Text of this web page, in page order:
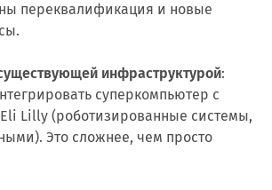
переквалификация и новые
инфраструктурой:
суперкомпьютер с
Lilly (роботизированные системы,
Это сложнее, чем просто